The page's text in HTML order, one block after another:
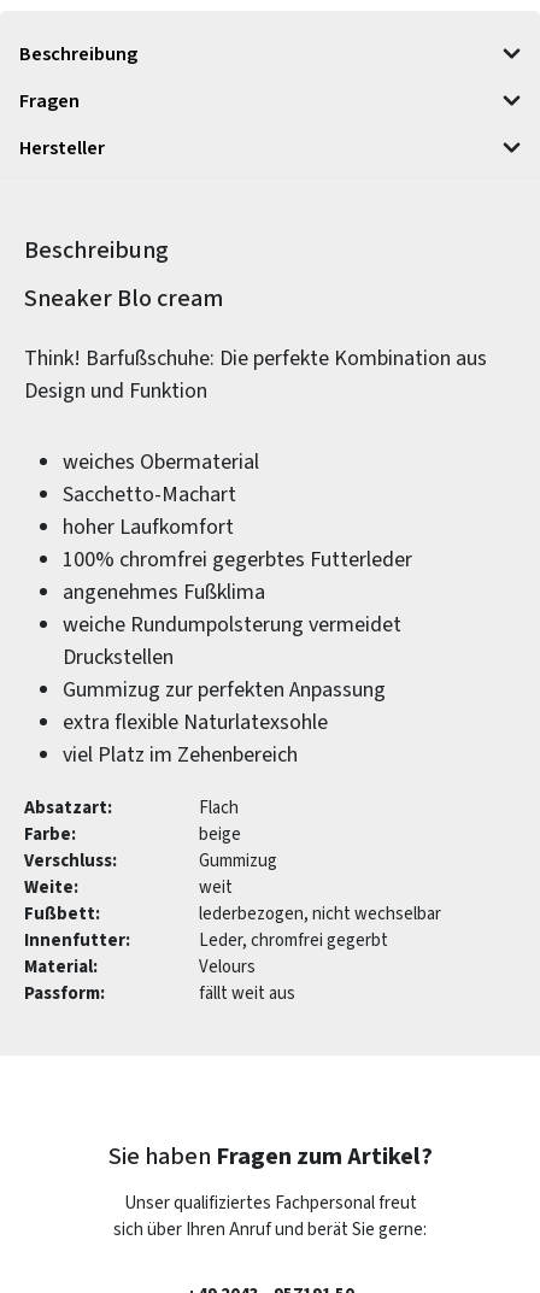
Beschreibung
Fragen
Hersteller
Beschreibung
Produktinformationen
Sneaker Blo cream
Think! Barfußschuhe: Die perfekte Kombination aus
Design und Funktion
weiches Obermaterial
Sacchetto-Machart
hoher Laufkomfort
100% chromfrei gegerbtes Futterleder
angenehmes Fußklima
weiche Rundumpolsterung vermeidet
Druckstellen
Gummizug zur perfekten Anpassung
extra flexible Naturlatexsohle
viel Platz im Zehenbereich
Absatzart:
Flach
Farbe:
beige
Verschluss:
Gummizug
Weite:
weit
Fußbett:
lederbezogen, nicht wechselbar
Innenfutter:
Leder, chromfrei gegerbt
Material:
Velours
Passform:
fällt weit aus
Sie haben Fragen zum Artikel?
Unser qualifiziertes Fachpersonal freut
sich über Ihren Anruf und berät Sie gerne: